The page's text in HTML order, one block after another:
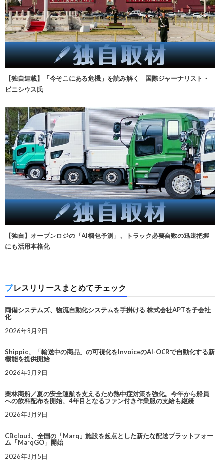
【独自連載】「今そこにある危機」を読み解く 国際ジャーナリスト・
ビニシウス氏
【独自】オープンロジの「AI梱包予測」、トラック必要台数の迅速把握
にも活用本格化
プレスリリースまとめてチェック
両備システムズ、物流自動化システムを手掛ける 株式会社APTを子会社
化
2026年8月9日
Shippio、「輸送中の商品」の可視化をInvoiceのAI-OCRで自動化する新
機能を提供開始
2026年8月9日
栗林商船／夏の安全運航を支えるため熱中症対策を強化。今年から船員
への飲料配布を開始、4年目となるファン付き作業服の支給も継続
2026年8月9日
CBcloud、全国の「Marq」施設を起点とした新たな配送プラットフォー
ム「MarqGO」開始
2026年8月5日